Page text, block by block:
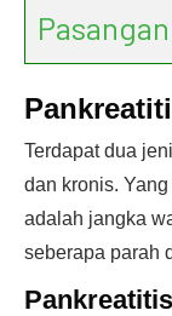
Terdapat dua
dan kronis.
adalah jangka
seberapa parah